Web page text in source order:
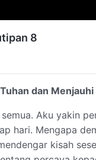
8
dan Menjauhi
Aku yakin
hari. Mengapa
kisah